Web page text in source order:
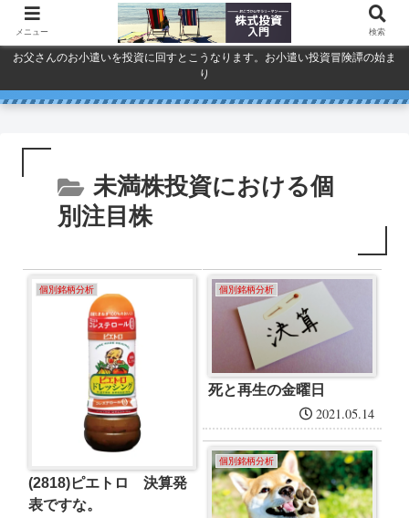
お父さんのお小遣いを投資に回すとこうなります。お小遣い投資冒険譚の始ま
り
未満株投資における個
別注目株
個別銘柄分析
(2818)ピエトロ 決算発
表ですな。
個別銘柄分析
死と再生の金曜日
2021.05.14
個別銘柄分析
メニュー 検索